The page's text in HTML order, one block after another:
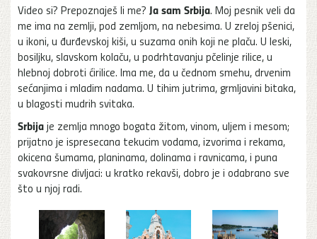
Video si? Prepoznaješ li me? Ja sam Srbija. Moj pesnik veli da
me ima na zemlji, pod zemljom, na nebesima. U zreloj pšenici,
u ikoni, u đurđevskoj kiši, u suzama onih koji ne plaču. U leski,
bosiljku, slavskom kolaču, u podrhtavanju pčelinje rilice, u
hlebnoj dobroti ćirilice. Ima me, da u čednom smehu, drvenim
sećanjima i mladim nadama. U tihim jutrima, grmljavini bitaka,
u blagosti mudrih svitaka.
Srbijaje zemlja mnogo bogata žitom, vinom, uljem i mesom;
prijatno je ispresecana tekucim vodama, izvorima i rekama,
okicena šumama, planinama, dolinama i ravnicama, i puna
svakovrsne divljaci: u kratko rekavši, dobro je i odabrano sve
što u njoj radi.